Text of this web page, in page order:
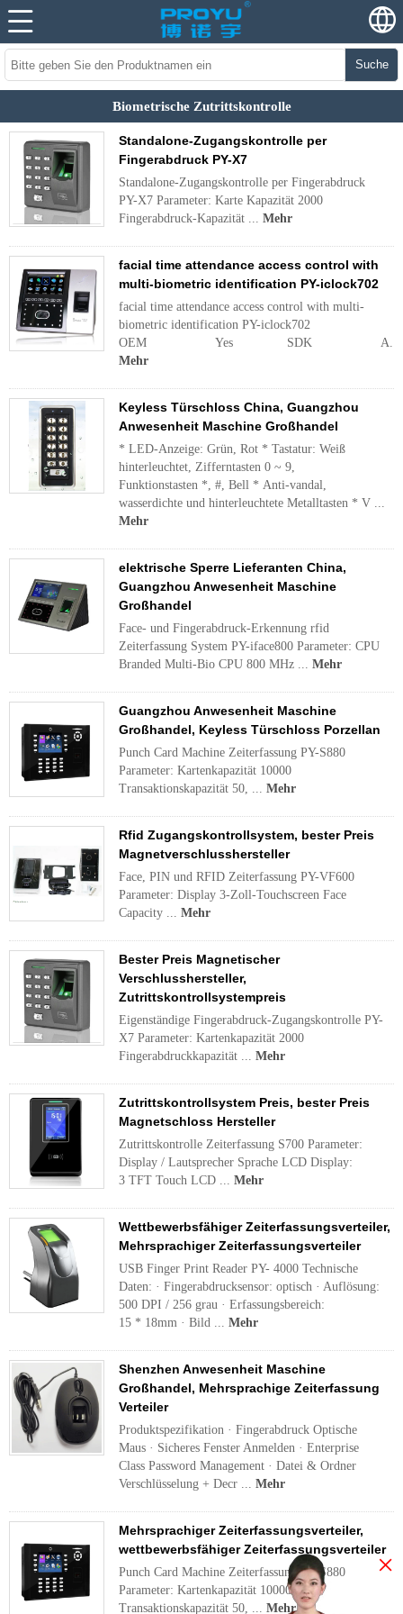
Suche
Biometrische Zutrittskontrolle
Standalone-Zugangskontrolle per
Fingerabdruck PY-X7
Standalone-Zugangskontrolle per Fingerabdruck
PY-X7 Parameter: Karte Kapazität 2000
Fingerabdruck-Kapazität ... Mehr
facial time attendance access control with
multi-biometric identification PY-iclock702
facial time attendance access control with multi-
biometric identification PY-iclock702
OEM Yes SDK A...
Mehr
Keyless Türschloss China, Guangzhou
Anwesenheit Maschine Großhandel
* LED-Anzeige: Grün, Rot * Tastatur: Weiß
hinterleuchtet, Zifferntasten 0 ~ 9,
Funktionstasten *, #, Bell * Anti-vandal,
wasserdichte und hinterleuchtete Metalltasten * V ...
Mehr
elektrische Sperre Lieferanten China,
Guangzhou Anwesenheit Maschine
Großhandel
Face- und Fingerabdruck-Erkennung rfid
Zeiterfassung System PY-iface800 Parameter: CPU
Branded Multi-Bio CPU 800 MHz ... Mehr
Guangzhou Anwesenheit Maschine
Großhandel, Keyless Türschloss Porzellan
Punch Card Machine Zeiterfassung PY-S880
Parameter: Kartenkapazität 10000
Transaktionskapazität 50, ... Mehr
Rfid Zugangskontrollsystem, bester Preis
Magnetverschlusshersteller
Face, PIN und RFID Zeiterfassung PY-VF600
Parameter: Display 3-Zoll-Touchscreen Face
Capacity ... Mehr
Bester Preis Magnetischer
Verschlusshersteller,
Zutrittskontrollsystempreis
Eigenständige Fingerabdruck-Zugangskontrolle PY-
X7 Parameter: Kartenkapazität 2000
Fingerabdruckkapazität ... Mehr
Zutrittskontrollsystem Preis, bester Preis
Magnetschloss Hersteller
Zutrittskontrolle Zeiterfassung S700 Parameter:
Display / Lautsprecher Sprache LCD Display:
3 TFT Touch LCD ... Mehr
Wettbewerbsfähiger Zeiterfassungsverteiler,
Mehrsprachiger Zeiterfassungsverteiler
USB Finger Print Reader PY- 4000 Technische
Daten: · Fingerabdrucksensor: optisch · Auflösung:
500 DPI / 256 grau · Erfassungsbereich:
15 * 18mm · Bild ... Mehr
Shenzhen Anwesenheit Maschine
Großhandel, Mehrsprachige Zeiterfassung
Verteiler
Produktspezifikation · Fingerabdruck Optische
Maus · Sicheres Fenster Anmelden · Enterprise
Class Password Management · Datei & Ordner
Verschlüsselung + Decr ... Mehr
Mehrsprachiger Zeiterfassungsverteiler,
wettbewerbsfähiger Zeiterfassungsverteiler
Punch Card Machine Zeiterfassung PY-S880
Parameter: Kartenkapazität 10000
Transaktionskapazität 50, ... Mehr
×